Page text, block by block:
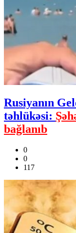
Rusiyanın
təhlükəsi:
bağlanıb
0
0
117